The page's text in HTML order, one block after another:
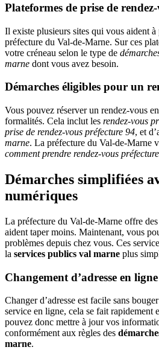
Plateformes de prise de
Il existe plusieurs sites qui vous aident à
préfecture du Val-de-Marne. Sur ces
votre créneau selon le type de
marne dont vous avez besoin.
Démarches éligibles pour un
Vous pouvez réserver un rendez-vous
formalités. Cela inclut les rendez-vous
prise de rendez-vous préfecture 94, et
marne. La préfecture du Val-de-Marne
comment prendre rendez-vous
Démarches simplifiées
numériques
La préfecture du Val-de-Marne offre
aident taper moins. Maintenant, vous
problèmes depuis chez vous. Ces
la services publics val marne plus
Changement d’adresse en ligne
Changer d’adresse est facile sans
service en ligne, cela se fait rapidement
pouvez donc mettre à jour vos
conformément aux règles des
marne.